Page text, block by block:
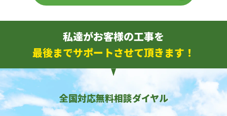
私達がお客様の工事を
最後までサポートさせて頂きます！
全国対応無料相談ダイヤル